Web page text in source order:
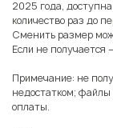
2025 года,
количество раз до
Сменить размер
Если не
Примечание: не
недостатком;
оплаты.